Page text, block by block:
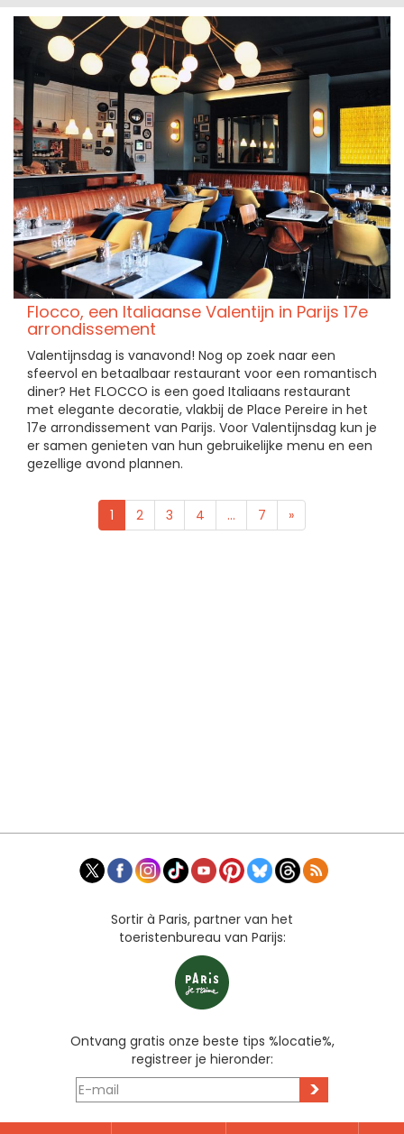
Flocco, een Italiaanse Valentijn in Parijs 17e
arrondissement
Valentijnsdag is vanavond! Nog op zoek naar een
sfeervol en betaalbaar restaurant voor een romantisch
diner? Het FLOCCO is een goed Italiaans restaurant
met elegante decoratie, vlakbij de Place Pereire in het
17e arrondissement van Parijs. Voor Valentijnsdag kun je
er samen genieten van hun gebruikelijke menu en een
gezellige avond plannen.
1 2 3 4 ... 7 »
Sortir à Paris, partner van het
toeristenbureau van Parijs:
Ontvang gratis onze beste tips %locatie%,
registreer je hieronder:
>